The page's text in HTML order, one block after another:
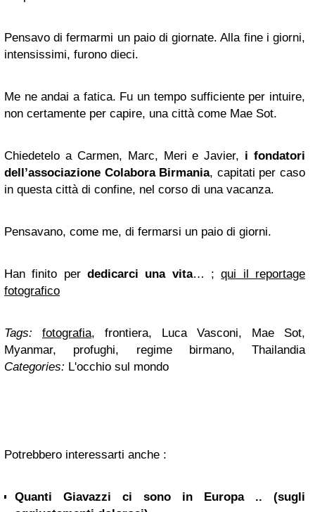
Pensavo di fermarmi un paio di giornate. Alla fine i giorni,
intensissimi, furono dieci.
Me ne andai a fatica. Fu un tempo sufficiente per intuire,
non certamente per capire, una città come Mae Sot.
Chiedetelo a Carmen, Marc, Meri e Javier, i fondatori
dell’associazione Colabora Birmania, capitati per caso
in questa città di confine, nel corso di una vacanza.
Pensavano, come me, di fermarsi un paio di giorni.
Han finito per dedicarci una vita… ;qui il reportage
fotografico
Tags: fotografia, frontiera, Luca Vasconi, Mae Sot,
Myanmar, profughi, regime birmano, Thailandia
Categories: L'occhio sul mondo
Potrebbero interessarti anche :
Quanti Giavazzi ci sono in Europa .. (sugli